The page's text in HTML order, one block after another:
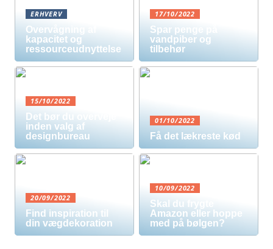
ERHVERV
Overvågning af
kapacitet og
ressourceudnyttelse
17/10/2022
Spar penge på
vandpiber og
tilbehør
15/10/2022
Det bør du overveje
inden valg af
designbureau
01/10/2022
Få det lækreste kød
20/09/2022
Find inspiration til
din vægdekoration
10/09/2022
Skal du frygte
Amazon eller hoppe
med på bølgen?